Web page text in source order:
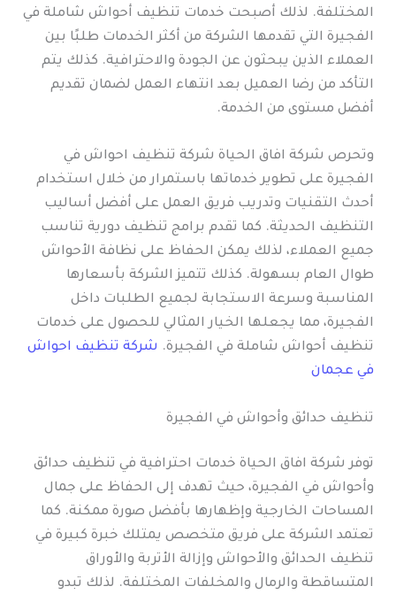
المختلفة. لذلك أصبحت خدمات تنظيف أحواش شاملة في
الفجيرة التي تقدمها الشركة من أكثر الخدمات طلبًا بين
العملاء الذين يبحثون عن الجودة والاحترافية. كذلك يتم
التأكد من رضا العميل بعد انتهاء العمل لضمان تقديم
أفضل مستوى من الخدمة.
وتحرص شركة افاق الحياة شركة تنظيف احواش في
الفجيرة على تطوير خدماتها باستمرار من خلال استخدام
أحدث التقنيات وتدريب فريق العمل على أفضل أساليب
التنظيف الحديثة. كما تقدم برامج تنظيف دورية تناسب
جميع العملاء، لذلك يمكن الحفاظ على نظافة الأحواش
طوال العام بسهولة. كذلك تتميز الشركة بأسعارها
المناسبة وسرعة الاستجابة لجميع الطلبات داخل
الفجيرة، مما يجعلها الخيار المثالي للحصول على خدمات
تنظيف أحواش شاملة في الفجيرة. شركة تنظيف احواش
في عجمان
تنظيف حدائق وأحواش في الفجيرة
توفر شركة افاق الحياة خدمات احترافية في تنظيف حدائق
وأحواش في الفجيرة، حيث تهدف إلى الحفاظ على جمال
المساحات الخارجية وإظهارها بأفضل صورة ممكنة. كما
تعتمد الشركة على فريق متخصص يمتلك خبرة كبيرة في
تنظيف الحدائق والأحواش وإزالة الأتربة والأوراق
المتساقطة والرمال والمخلفات المختلفة. لذلك تبدو